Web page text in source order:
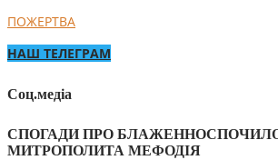
ПОЖЕРТВА
НАШ ТЕЛЕГРАМ
Соц.медіа
СПОГАДИ ПРО
МИТРОПОЛИТА МЕФОДІЯ